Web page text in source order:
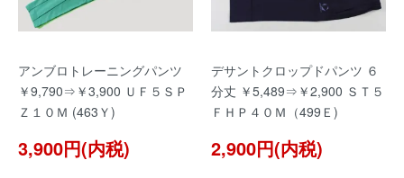
アンブロトレーニングパンツ
￥9,790⇒￥3,900 ＵＦ５ＳＰ
Ｚ１０Ｍ (463Ｙ)
3,900円(内税)
デサントクロップドパンツ ６
分丈 ￥5,489⇒￥2,900 ＳＴ５
ＦＨＰ４０Ｍ（499Ｅ)
2,900円(内税)